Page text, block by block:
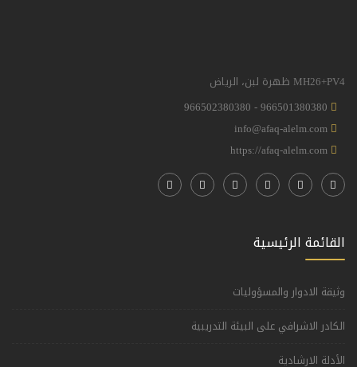
MH26+PV4 ظهرة لبن، الرياض
966501380380 - 966502380380
info@afaq-alelm.com
https://afaq-alelm.com
القائمة الرئيسية
وثيقة الادوار والمسؤوليات
الكادر الاشرافي على البيئة التدريبية
الأدلة الارشادية